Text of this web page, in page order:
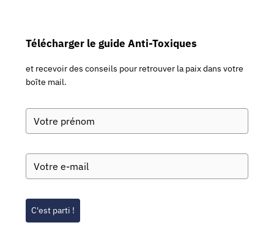
Télécharger le guide Anti-Toxiques
et recevoir des conseils pour retrouver la paix dans votre
boîte mail.
C'est parti !